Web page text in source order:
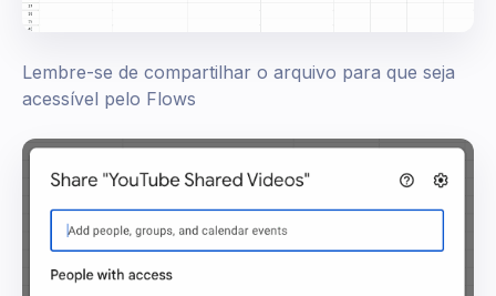
Lembre-se de compartilhar o arquivo para que seja
acessível pelo Flows